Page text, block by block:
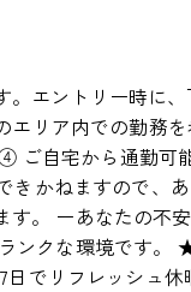
エントリー時に
リア内での勤務
自宅から通勤可
かねますので、
す。 ーあなたの
ンクな環境です
でリフレッシュ